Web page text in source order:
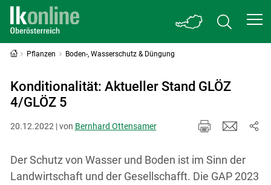
Pflanzen Boden-, Wasserschutz & Düngung
Konditionalität: Aktueller Stand GLÖZ
4/GLÖZ 5
20.12.2022 | von Bernhard Ottensamer
Der Schutz von Wasser und Boden ist im Sinn der
Landwirtschaft und der Gesellschafft. Die GAP 2023